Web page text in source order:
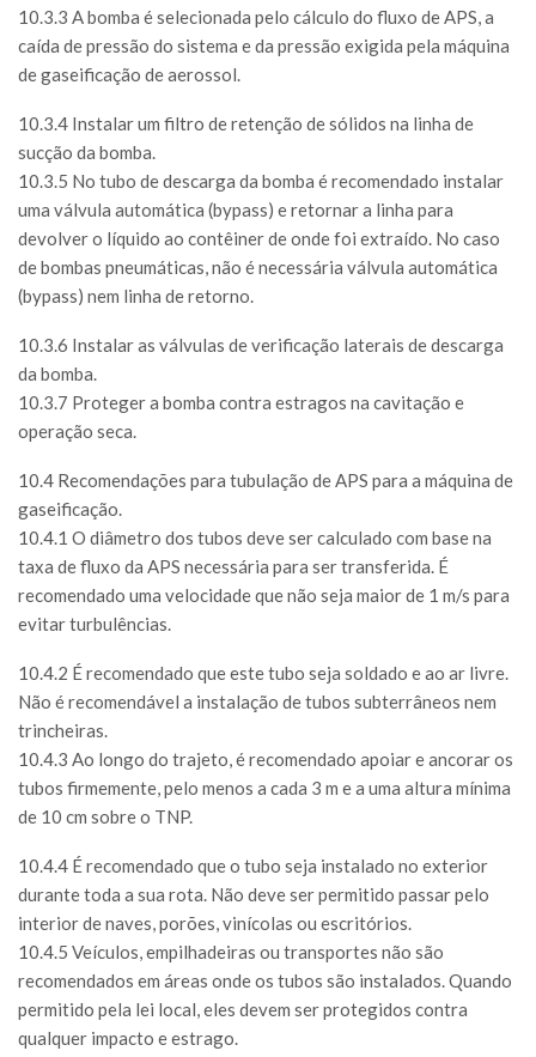
10.3.3 A bomba é selecionada pelo cálculo do fluxo de APS, a
caída de pressão do sistema e da pressão exigida pela máquina
de gaseificação de aerossol.
10.3.4 Instalar um filtro de retenção de sólidos na linha de
sucção da bomba.
10.3.5 No tubo de descarga da bomba é recomendado instalar
uma válvula automática (bypass) e retornar a linha para
devolver o líquido ao contêiner de onde foi extraído. No caso
de bombas pneumáticas, não é necessária válvula automática
(bypass) nem linha de retorno.
10.3.6 Instalar as válvulas de verificação laterais de descarga
da bomba.
10.3.7 Proteger a bomba contra estragos na cavitação e
operação seca.
10.4 Recomendações para tubulação de APS para a máquina de
gaseificação.
10.4.1 O diâmetro dos tubos deve ser calculado com base na
taxa de fluxo da APS necessária para ser transferida. É
recomendado uma velocidade que não seja maior de 1 m/s para
evitar turbulências.
10.4.2 É recomendado que este tubo seja soldado e ao ar livre.
Não é recomendável a instalação de tubos subterrâneos nem
trincheiras.
10.4.3 Ao longo do trajeto, é recomendado apoiar e ancorar os
tubos firmemente, pelo menos a cada 3 m e a uma altura mínima
de 10 cm sobre o TNP.
10.4.4 É recomendado que o tubo seja instalado no exterior
durante toda a sua rota. Não deve ser permitido passar pelo
interior de naves, porões, vinícolas ou escritórios.
10.4.5 Veículos, empilhadeiras ou transportes não são
recomendados em áreas onde os tubos são instalados. Quando
permitido pela lei local, eles devem ser protegidos contra
qualquer impacto e estrago.